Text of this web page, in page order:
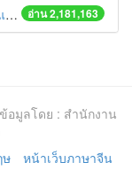
อ่าน 2,181,163
อมูลโดย : สำนักงาน
ษ
หน้าเว็บภาษาจีน